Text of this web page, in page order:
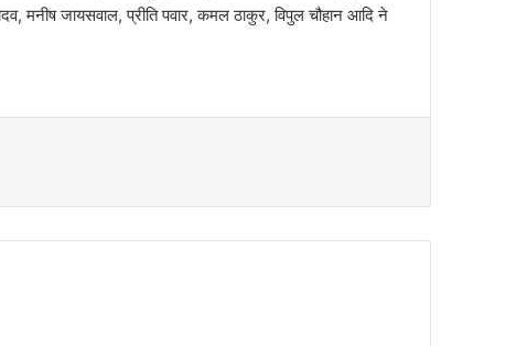
मनीष जायसवाल, प्रीति पवार, कमल ठाकुर, विपुल चौहान आदि ने